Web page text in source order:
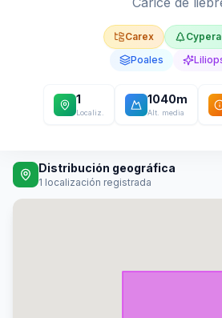
Carex
Poales
1
Localiz.
1040m
Alt. media
Distribución geográfica
1 localización registrada